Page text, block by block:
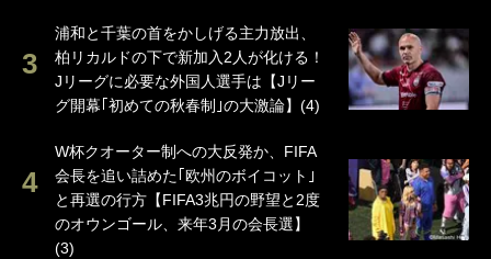
浦和と千葉の首をかしげる主力放出、
柏リカルドの下で新加入2人が化ける！
Jリーグに必要な外国人選手は【Jリー
グ開幕｢初めての秋春制｣の大激論】(4)
W杯クオーター制への大反発か、FIFA
会長を追い詰めた｢欧州のボイコット｣
と再選の行方【FIFA3兆円の野望と2度
のオウンゴール、来年3月の会長選】
(3)